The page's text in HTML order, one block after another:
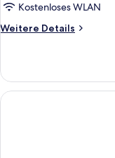
Franz
Joseph
Kostenloses WLAN
Weitere Details
Weitere
Franz
Joseph
House